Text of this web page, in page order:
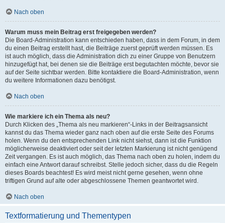
Nach oben
Warum muss mein Beitrag erst freigegeben werden?
Die Board-Administration kann entschieden haben, dass in dem Forum, in dem
du einen Beitrag erstellt hast, die Beiträge zuerst geprüft werden müssen. Es
ist auch möglich, dass die Administration dich zu einer Gruppe von Benutzern
hinzugefügt hat, bei denen sie die Beiträge erst begutachten möchte, bevor sie
auf der Seite sichtbar werden. Bitte kontaktiere die Board-Administration, wenn
du weitere Informationen dazu benötigst.
Nach oben
Wie markiere ich ein Thema als neu?
Durch Klicken des „Thema als neu markieren“-Links in der Beitragsansicht
kannst du das Thema wieder ganz nach oben auf die erste Seite des Forums
holen. Wenn du den entsprechenden Link nicht siehst, dann ist die Funktion
möglicherweise deaktiviert oder seit der letzten Markierung ist nicht genügend
Zeit vergangen. Es ist auch möglich, das Thema nach oben zu holen, indem du
einfach eine Antwort darauf schreibst. Stelle jedoch sicher, dass du die Regeln
dieses Boards beachtest! Es wird meist nicht gerne gesehen, wenn ohne
triftigen Grund auf alte oder abgeschlossene Themen geantwortet wird.
Nach oben
Textformatierung und Thementypen